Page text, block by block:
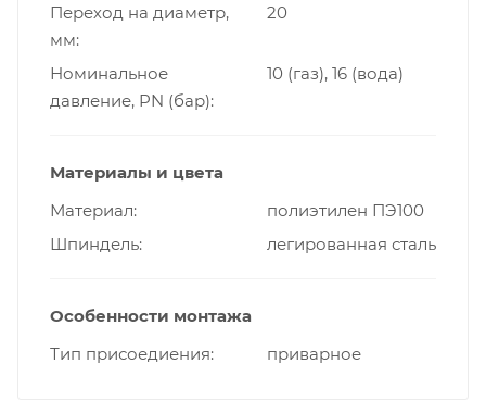
Переход на диаметр,
мм
20
Номинальное
давление, PN (бар)
10 (газ), 16 (вода)
Материалы и цвета
Материал
полиэтилен ПЭ100
Шпиндель
легированная сталь
Особенности монтажа
Тип присоедиения
приварное